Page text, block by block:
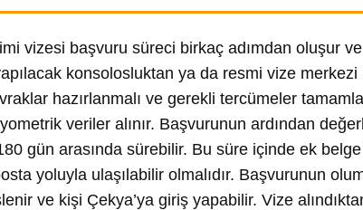
vizesi başvuru süreci birkaç adımdan oluşur
konsolosluktan ya da resmi vize merkezi
hazırlanmalı ve gerekli tercümeler
veriler alınır. Başvurunun ardından
gün arasında sürebilir. Bu süre içinde ek
yoluyla ulaşılabilir olmalıdır. Başvurunun
ve kişi Çekya’ya giriş yapabilir. Vize